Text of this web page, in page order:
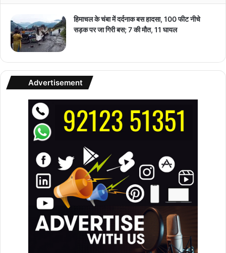
हिमाचल के चंबा में दर्दनाक बस हादसा, 100 फीट नीचे
सड़क पर जा गिरी बस; 7 की मौत, 11 घायल
Advertisement